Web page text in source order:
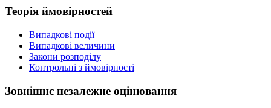
Теорія ймовірностей
Випадкові події
Випадкові величини
Закони розподілу
Контрольні з ймовірності
Зовнішнє незалежне оцінювання